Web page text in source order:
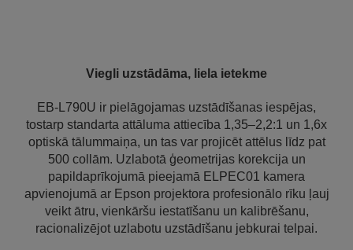
Viegli uzstādāma, liela ietekme
EB-L790U ir pielāgojamas uzstādīšanas iespējas,
tostarp standarta attāluma attiecība 1,35–2,2:1 un 1,6x
optiskā tālummaiņa, un tas var projicēt attēlus līdz pat
500 collām. Uzlabotā ģeometrijas korekcija un
papildaprīkojumā pieejamā ELPEC01 kamera
apvienojumā ar Epson projektora profesionālo rīku ļauj
veikt ātru, vienkāršu iestatīšanu un kalibrēšanu,
racionalizējot uzlabotu uzstādīšanu jebkurai telpai.